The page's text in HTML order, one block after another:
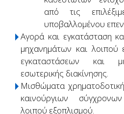
από τις
υποβαλλομένου
Αγορά και εγκατάσταση
μηχανημάτων και λοιπού
εγκαταστάσεων και
εσωτερικής διακίνησης.
Μισθώματα
καινούργιων
λοιπού εξοπλισμού.